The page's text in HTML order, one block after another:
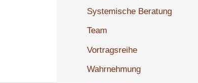
Systemische Beratung
Team
Vortragsreihe
Wahrnehmung